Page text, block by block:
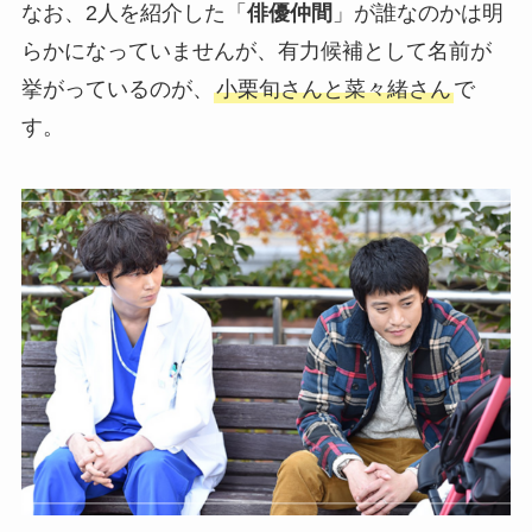
なお、2人を紹介した「 俳優仲間 」が誰なのかは明
らかになっていませんが、有力候補として名前が
挙がっているのが、 小栗旬さんと菜々緒さんで
す。